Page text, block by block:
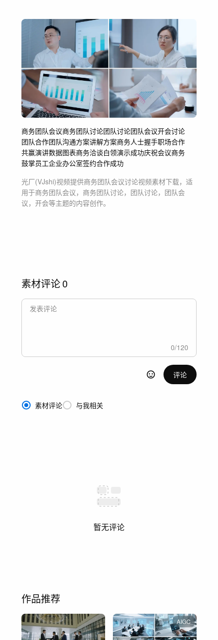
商务团队会议商务团队讨论团队讨论团队会议开会讨论
团队合作团队沟通方案讲解方案商务人士握手职场合作
共赢演讲数据图表商务洽谈白领演示成功庆祝会议商务
鼓掌员工企业办公室签约合作成功
光厂(VJshi)视频提供商务团队会议讨论视频素材下载，适
用于商务团队会议，商务团队讨论，团队讨论，团队会
议，开会等主题的内容创作。
素材评论0
0/120
评论
素材评论 与我相关
暂无评论
作品推荐
AIGC